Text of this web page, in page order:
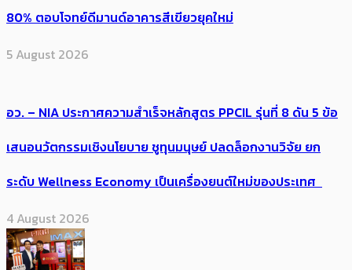
80% ตอบโจทย์ดีมานด์อาคารสีเขียวยุคใหม่
5 August 2026
อว. – NIA ประกาศความสำเร็จหลักสูตร PPCIL รุ่นที่ 8 ดัน 5 ข้อ
เสนอนวัตกรรมเชิงนโยบาย ชูทุนมนุษย์ ปลดล็อกงานวิจัย ยก
ระดับ Wellness Economy เป็นเครื่องยนต์ใหม่ของประเทศ
4 August 2026